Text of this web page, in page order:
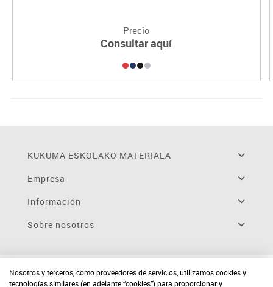
Precio
Consultar aquí
KUKUMA ESKOLAKO MATERIALA
Empresa
Información
Sobre nosotros
Nosotros y terceros, como proveedores de servicios, utilizamos cookies y
tecnologías similares (en adelante “cookies”) para proporcionar y